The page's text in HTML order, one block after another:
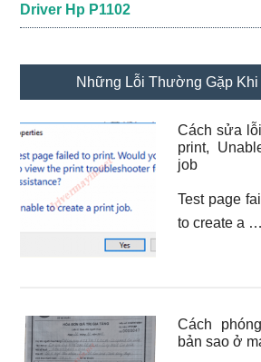
Driver Hp P1102
Những Lỗi Thường Gặp Khi
Cách sửa
print,
job
Test page
to create a …
Cách
bản sao ở